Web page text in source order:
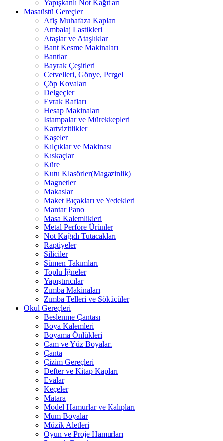
Yapışkanlı Not Kağıtları
Masaüstü Gereçler
Afiş Muhafaza Kapları
Ambalaj Lastikleri
Ataşlar ve Ataşlıklar
Bant Kesme Makinaları
Bantlar
Bayrak Çeşitleri
Cetvelleri, Gönye, Pergel
Çöp Kovaları
Delgeçler
Evrak Rafları
Hesap Makinaları
Istampalar ve Mürekkepleri
Kartvizitlikler
Kaşeler
Kılçıklar ve Makinası
Kıskaçlar
Küre
Kutu Klasörler(Magazinlik)
Magnetler
Makaslar
Maket Bıçakları ve Yedekleri
Mantar Pano
Masa Kalemlikleri
Metal Perfore Ürünler
Not Kağıdı Tutacakları
Raptiyeler
Siliciler
Sümen Takımları
Toplu İğneler
Yapıştırıcılar
Zımba Makinaları
Zımba Telleri ve Sökücüler
Okul Gereçleri
Beslenme Çantası
Boya Kalemleri
Boyama Önlükleri
Cam ve Yüz Boyaları
Çanta
Çizim Gereçleri
Defter ve Kitap Kapları
Evalar
Keçeler
Matara
Model Hamurlar ve Kalıpları
Mum Boyalar
Müzik Aletleri
Oyun ve Proje Hamurları